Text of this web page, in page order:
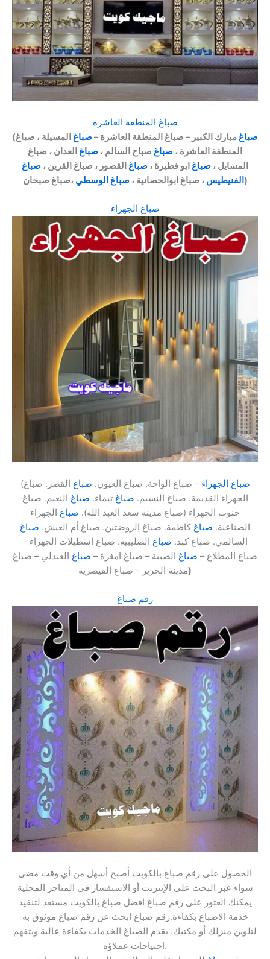
صباغ المنطقة العاشرة
(
صباغمبارك الكبير – صباغ المنطقة العاشرة –صباغ المسيلة ، صباغ
المنطقة العاشرة ، صباغ صباح السالم ، صباغ العدان ، صباغ
المسايل ، صباغ ابو فطيرة ، صباغ القصور ، صباغ القرين ، صباغ
الفنيطيس ، صباغ ابوالحصانية ،صباغ الوسطي ،صباغ صبحان)
صباغ الجهراء
( صباغ الجهراء – صباغ الواحة. صباغ العيون. صباغ القصر. صباغ
الجهراء القديمة. صباغ النسيم. صباغ تيماء. صباغ النعيم. صباغ
جنوب الجهراء (صباغ مدينة سعد العبد الله). صباغ الجهراء
الصناعية. صباغ كاظمة. صباغ الروضتين. صباغ أم العيش. صباغ
السالمي. صباغ كبد. صباغ الصليبية. صباغ اسطبلات الجهراء –
صباغ المطلاع – صباغ الصبية – صباغ امغرة – صباغ العبدلي – صباغ
مدينة الحرير – صباغ القيصرية)
رقم صباغ
الحصول على رقم صباغ بالكويت أصبح أسهل من أي وقت مضى
سواء عبر البحث على الإنترنت أو الاستفسار في المتاجر المحلية
يمكنك العثور على رقم صباغ افضل صباغ بالكويت مستعد لتنفيذ
خدمة الاصباغ بكفاءة.رقم صباغ ابحث عن رقم صباغ موثوق به
لتلوين منزلك أو مكتبك. يقدم الصباغ الخدمات بكفاءة عالية ويتفهم
احتياجات عملاؤه.